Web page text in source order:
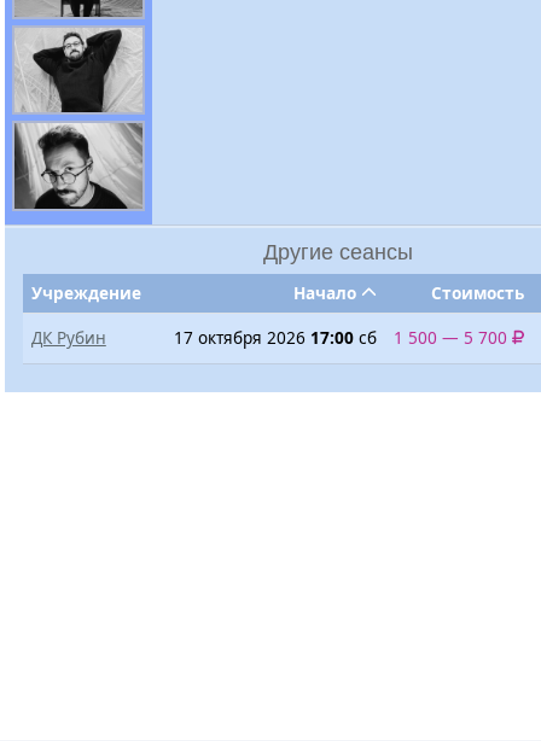
Другие сеансы
Учреждение Начало
Стоимость
ДК Рубин
17 октября 2026 17:00 сб 1 500 — 5 700